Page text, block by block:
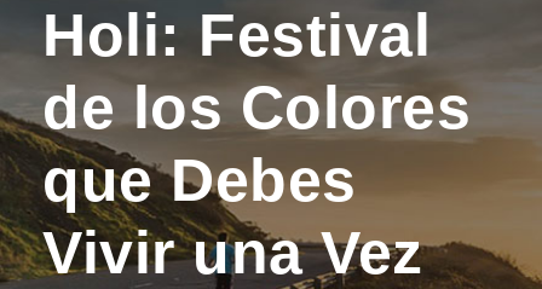
Holi: Festival
de los Colores
que Debes
Vivir una Vez